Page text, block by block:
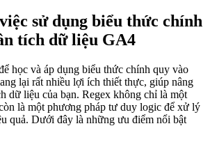
sử dụng biểu thức chính
tích dữ liệu GA4
học và áp dụng biểu thức chính quy vào
lại rất nhiều lợi ích thiết thực, giúp nâng
dữ liệu của bạn. Regex không chỉ là một
là một phương pháp tư duy logic để xử lý
quả. Dưới đây là những ưu điểm nổi bật